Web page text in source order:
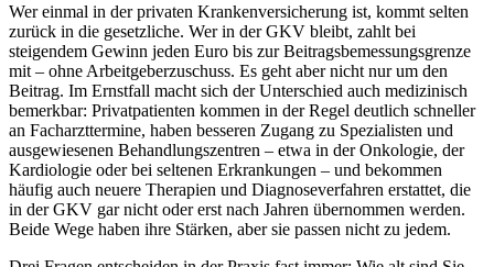
Wer einmal in der privaten Krankenversicherung ist, kommt selten
zurück in die gesetzliche. Wer in der GKV bleibt, zahlt bei
steigendem Gewinn jeden Euro bis zur Beitragsbemessungsgrenze
mit – ohne Arbeitgeberzuschuss. Es geht aber nicht nur um den
Beitrag. Im Ernstfall macht sich der Unterschied auch medizinisch
bemerkbar: Privatpatienten kommen in der Regel deutlich schneller
an Facharzttermine, haben besseren Zugang zu Spezialisten und
ausgewiesenen Behandlungszentren – etwa in der Onkologie, der
Kardiologie oder bei seltenen Erkrankungen – und bekommen
häufig auch neuere Therapien und Diagnoseverfahren erstattet, die
in der GKV gar nicht oder erst nach Jahren übernommen werden.
Beide Wege haben ihre Stärken, aber sie passen nicht zu jedem.